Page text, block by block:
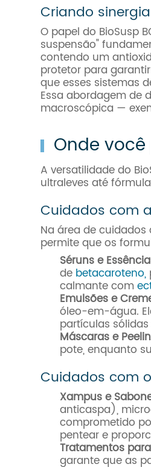
Criando
O papel do BioSusp
suspensão"
contendo um
protetor para
que esses sistemas
Essa abordagem de
macroscópica —
Onde
A versatilidade do
ultraleves até
Cuidados com
Na área de
permite que os
Séruns e
de betacaroteno,
calmante com
Emulsões e
óleo-em-água.
partículas
Máscaras e
pote, enquanto
Cuidados com
Xampus e
anticaspa),
comprometido
pentear e
Tratamentos
garante que as